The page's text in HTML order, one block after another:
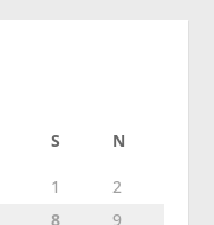
S N
1
2
8
9